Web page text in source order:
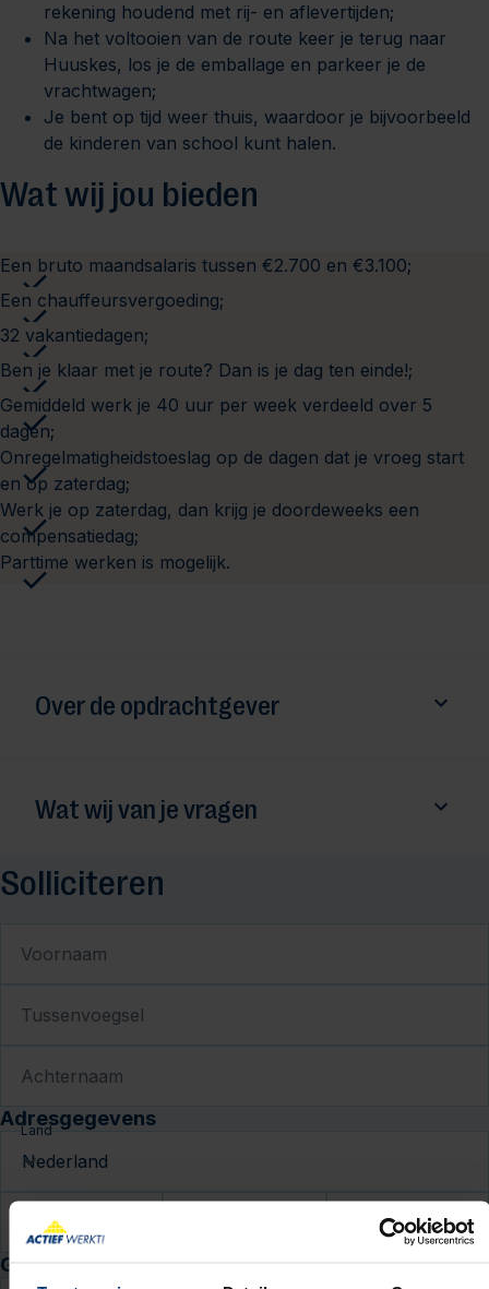
rekening houdend met rij- en aflevertijden;
Na het voltooien van de route keer je terug naar
Huuskes, los je de emballage en parkeer je de
vrachtwagen;
Je bent op tijd weer thuis, waardoor je bijvoorbeeld
de kinderen van school kunt halen.
Wat wij jou bieden
Een bruto maandsalaris tussen €2.700 en €3.100;
Een chauffeursvergoeding;
32 vakantiedagen;
Ben je klaar met je route? Dan is je dag ten einde!;
Gemiddeld werk je 40 uur per week verdeeld over 5
dagen;
Onregelmatigheidstoeslag op de dagen dat je vroeg start
en op zaterdag;
Werk je op zaterdag, dan krijg je doordeweeks een
compensatiedag;
Parttime werken is mogelijk.
Over de opdrachtgever
Wat wij van je vragen
Solliciteren
Voornaam
Tussenvoegsel
Achternaam
Adresgegevens
Land
Postcode Toev.
Geboortedatum